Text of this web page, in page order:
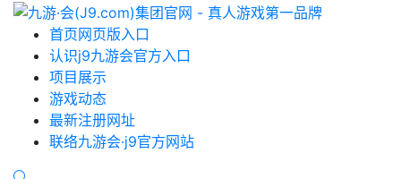
首页网页版入口
认识j9九游会官方入口
项目展示
游戏动态
最新注册网址
联络九游会·j9官方网站